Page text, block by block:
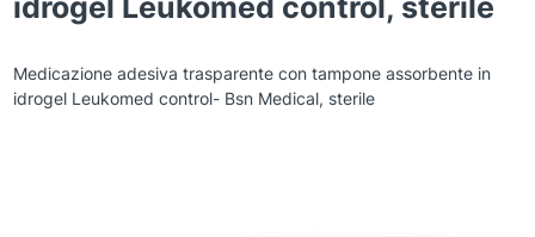
Medicazione adesiva trasparente con tampone assorbente in
idrogel Leukomed control- Bsn Medical, sterile